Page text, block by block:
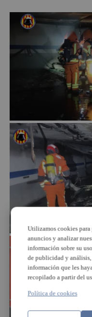
Utilizamos cookies
anuncios y analizar
información sobre su
de publicidad y
información que les
recopilado a partir del
Política de cookies